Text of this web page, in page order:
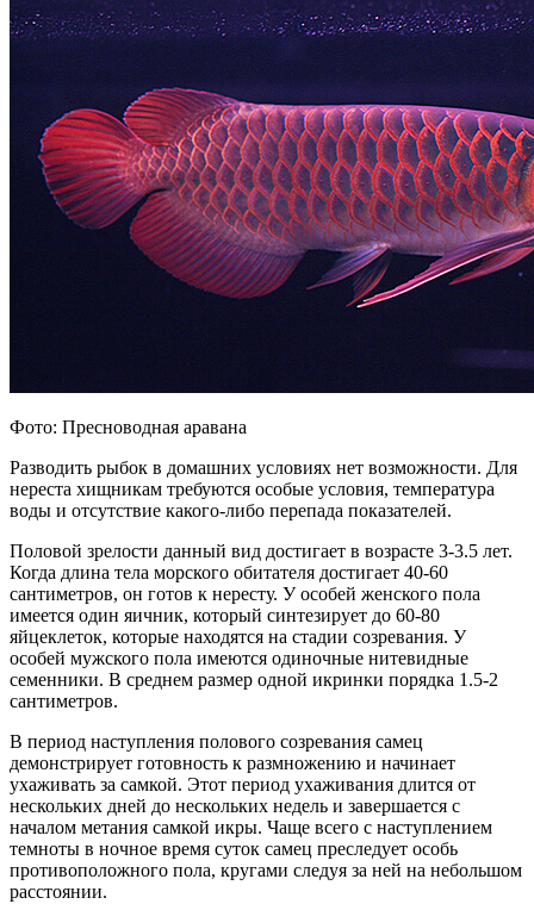
Фото: Пресноводная аравана
Разводить рыбок в домашних условиях нет возможности. Для
нереста хищникам требуются особые условия, температура
воды и отсутствие какого-либо перепада показателей.
Половой зрелости данный вид достигает в возрасте 3-3.5 лет.
Когда длина тела морского обитателя достигает 40-60
сантиметров, он готов к нересту. У особей женского пола
имеется один яичник, который синтезирует до 60-80
яйцеклеток, которые находятся на стадии созревания. У
особей мужского пола имеются одиночные нитевидные
семенники. В среднем размер одной икринки порядка 1.5-2
сантиметров.
В период наступления полового созревания самец
демонстрирует готовность к размножению и начинает
ухаживать за самкой. Этот период ухаживания длится от
нескольких дней до нескольких недель и завершается с
началом метания самкой икры. Чаще всего с наступлением
темноты в ночное время суток самец преследует особь
противоположного пола, кругами следуя за ней на небольшом
расстоянии.